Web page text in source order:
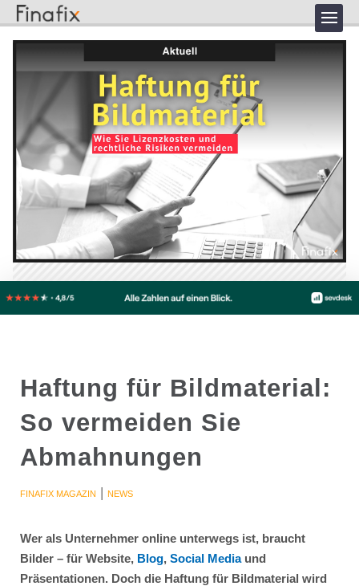
Haftung für Bildmaterial:
So vermeiden Sie
Abmahnungen
FINAFIX MAGAZIN | NEWS
Wer als Unternehmer online unterwegs ist, braucht
Bilder – für Website, Blog, Social Mediaund
Präsentationen. Doch die Haftung für Bildmaterial wird